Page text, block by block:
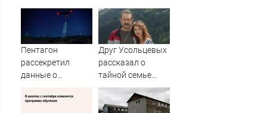
Пентагон
рассекретил
данные о
на Ближнем
Друг Усольцевых
рассказал о
тайной семье
бизнесмена